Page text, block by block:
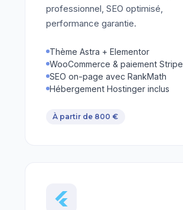
professionnel, SEO optimisé,
performance garantie.
Thème Astra + Elementor
WooCommerce & paiement Stripe
SEO on-page avec RankMath
Hébergement Hostinger inclus
À partir de 800 €